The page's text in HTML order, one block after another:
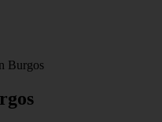
Burgos